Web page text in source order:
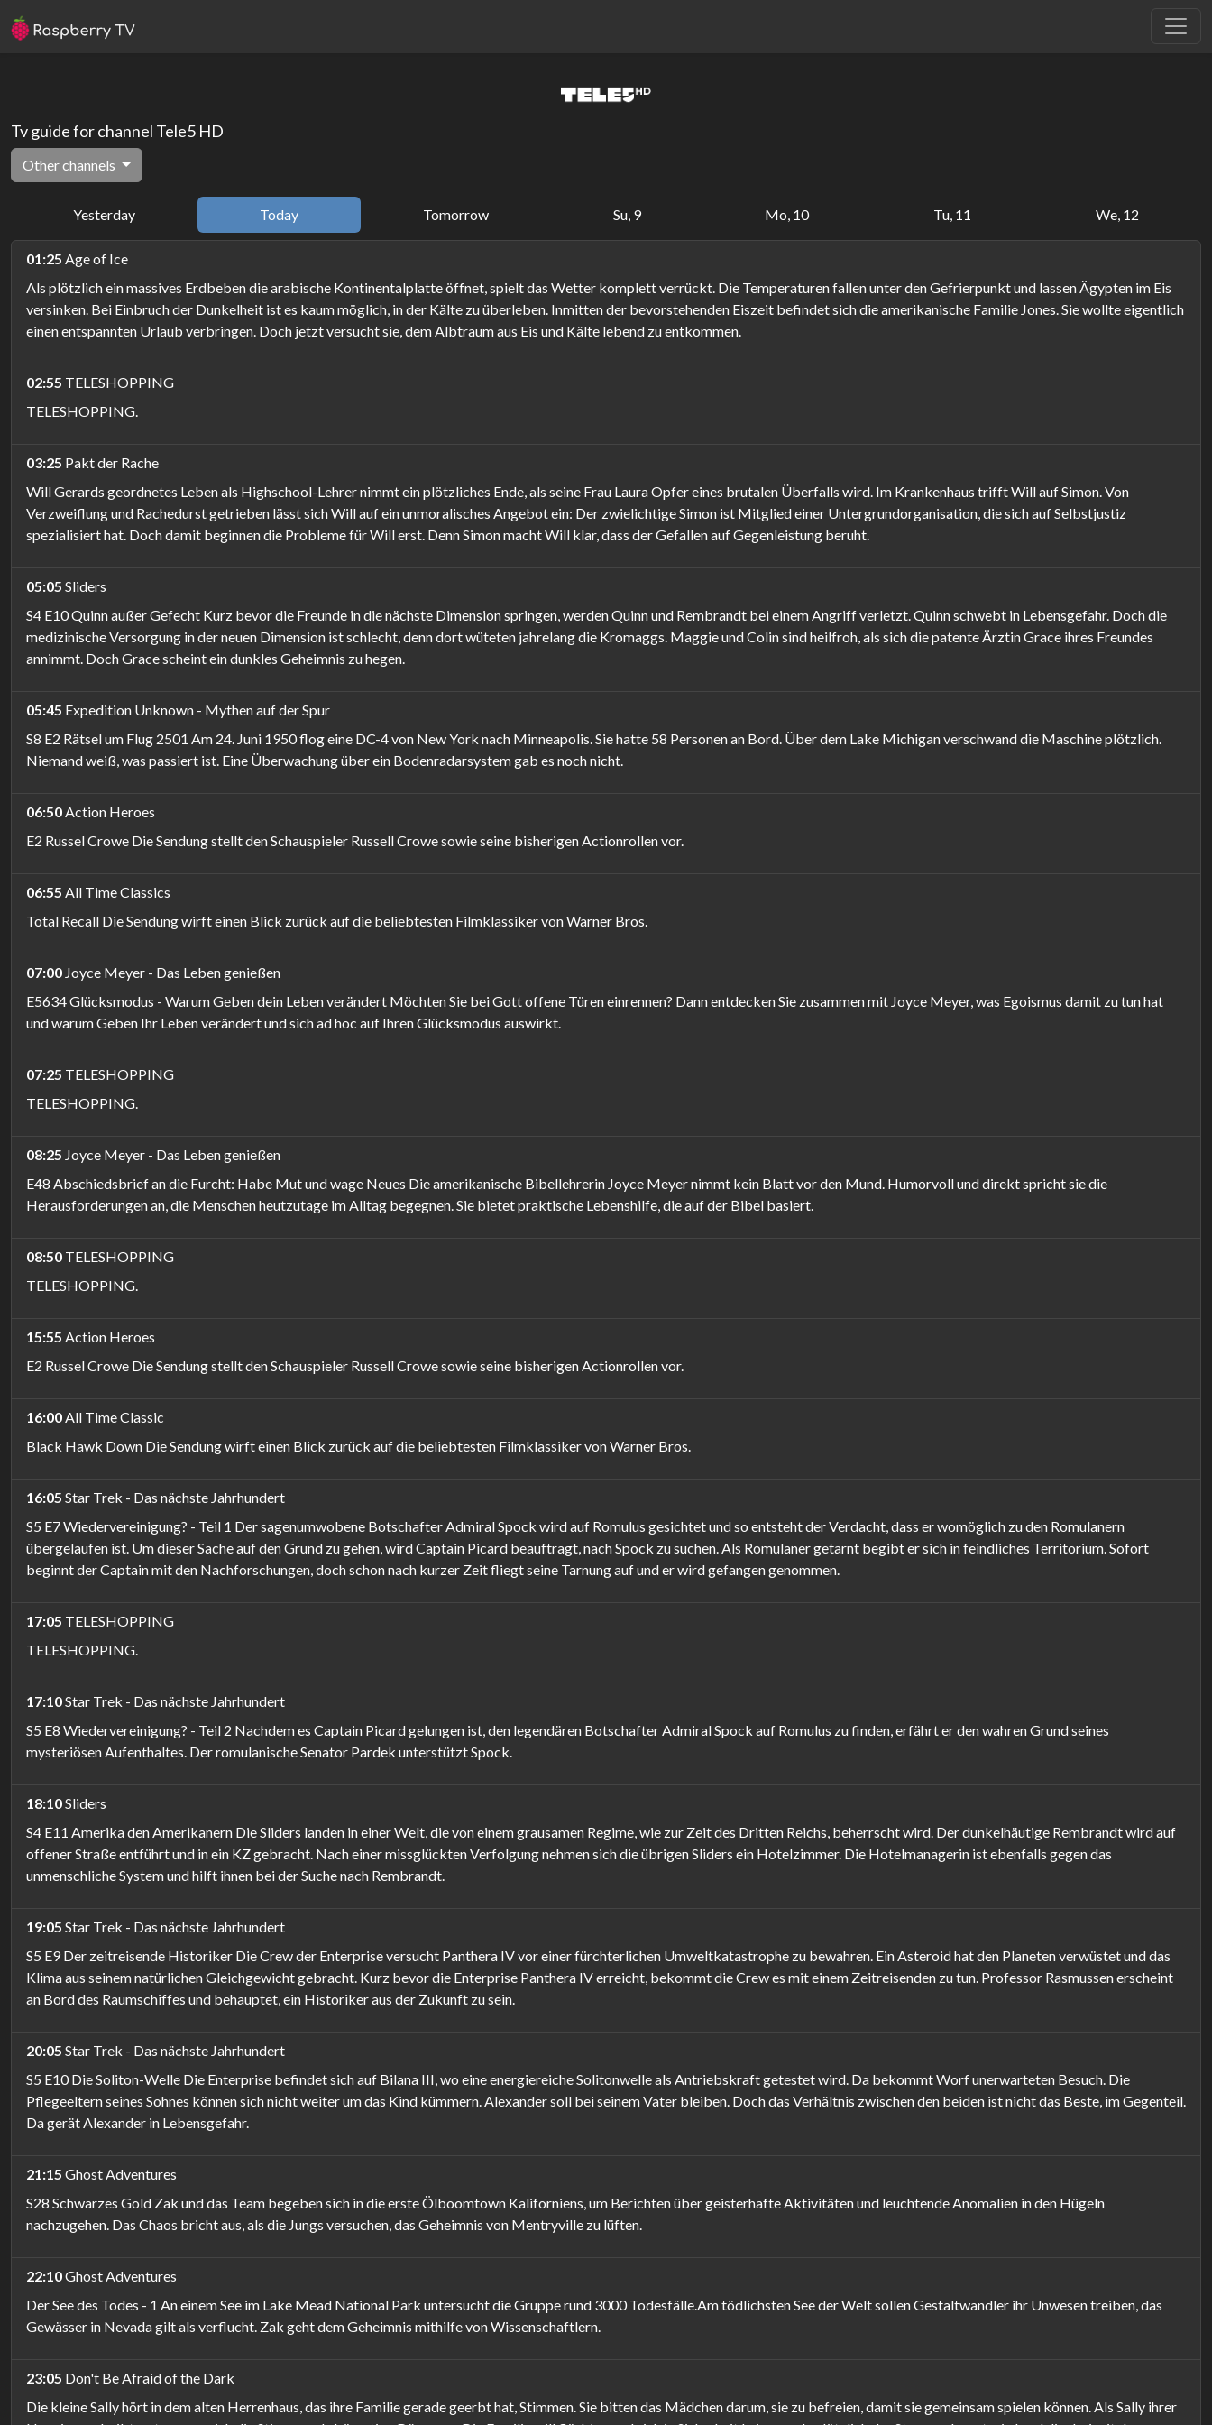
Tv guide for channel Tele5 HD
Other channels
Yesterday Today Tomorrow Su, 9 Mo, 10 Tu, 11 We, 12
01:25 Age of Ice
Als plötzlich ein massives Erdbeben die arabische Kontinentalplatte öffnet, spielt das Wetter komplett verrückt. Die Temperaturen fallen unter den Gefrierpunkt und lassen Ägypten im Eis
versinken. Bei Einbruch der Dunkelheit ist es kaum möglich, in der Kälte zu überleben. Inmitten der bevorstehenden Eiszeit befindet sich die amerikanische Familie Jones. Sie wollte eigentlich
einen entspannten Urlaub verbringen. Doch jetzt versucht sie, dem Albtraum aus Eis und Kälte lebend zu entkommen.
02:55 TELESHOPPING
TELESHOPPING.
03:25 Pakt der Rache
Will Gerards geordnetes Leben als Highschool-Lehrer nimmt ein plötzliches Ende, als seine Frau Laura Opfer eines brutalen Überfalls wird. Im Krankenhaus trifft Will auf Simon. Von
Verzweiflung und Rachedurst getrieben lässt sich Will auf ein unmoralisches Angebot ein: Der zwielichtige Simon ist Mitglied einer Untergrundorganisation, die sich auf Selbstjustiz
spezialisiert hat. Doch damit beginnen die Probleme für Will erst. Denn Simon macht Will klar, dass der Gefallen auf Gegenleistung beruht.
05:05 Sliders
S4 E10 Quinn außer Gefecht Kurz bevor die Freunde in die nächste Dimension springen, werden Quinn und Rembrandt bei einem Angriff verletzt. Quinn schwebt in Lebensgefahr. Doch die
medizinische Versorgung in der neuen Dimension ist schlecht, denn dort wüteten jahrelang die Kromaggs. Maggie und Colin sind heilfroh, als sich die patente Ärztin Grace ihres Freundes
annimmt. Doch Grace scheint ein dunkles Geheimnis zu hegen.
05:45 Expedition Unknown - Mythen auf der Spur
S8 E2 Rätsel um Flug 2501 Am 24. Juni 1950 flog eine DC-4 von New York nach Minneapolis. Sie hatte 58 Personen an Bord. Über dem Lake Michigan verschwand die Maschine plötzlich.
Niemand weiß, was passiert ist. Eine Überwachung über ein Bodenradarsystem gab es noch nicht.
06:50Action Heroes
E2 Russel Crowe Die Sendung stellt den Schauspieler Russell Crowe sowie seine bisherigen Actionrollen vor.
06:55 All Time Classics
Total Recall Die Sendung wirft einen Blick zurück auf die beliebtesten Filmklassiker von Warner Bros.
07:00 Joyce Meyer - Das Leben genießen
E5634 Glücksmodus - Warum Geben dein Leben verändert Möchten Sie bei Gott offene Türen einrennen? Dann entdecken Sie zusammen mit Joyce Meyer, was Egoismus damit zu tun hat
und warum Geben Ihr Leben verändert und sich ad hoc auf Ihren Glücksmodus auswirkt.
07:25 TELESHOPPING
TELESHOPPING.
08:25 Joyce Meyer - Das Leben genießen
E48 Abschiedsbrief an die Furcht: Habe Mut und wage Neues Die amerikanische Bibellehrerin Joyce Meyer nimmt kein Blatt vor den Mund. Humorvoll und direkt spricht sie die
Herausforderungen an, die Menschen heutzutage im Alltag begegnen. Sie bietet praktische Lebenshilfe, die auf der Bibel basiert.
08:50 TELESHOPPING
TELESHOPPING.
15:55 Action Heroes
E2 Russel Crowe Die Sendung stellt den Schauspieler Russell Crowe sowie seine bisherigen Actionrollen vor.
16:00All Time Classic
Black Hawk Down Die Sendung wirft einen Blick zurück auf die beliebtesten Filmklassiker von Warner Bros.
16:05 Star Trek - Das nächste Jahrhundert
S5 E7 Wiedervereinigung? - Teil 1 Der sagenumwobene Botschafter Admiral Spock wird auf Romulus gesichtet und so entsteht der Verdacht, dass er womöglich zu den Romulanern
übergelaufen ist. Um dieser Sache auf den Grund zu gehen, wird Captain Picard beauftragt, nach Spock zu suchen. Als Romulaner getarnt begibt er sich in feindliches Territorium. Sofort
beginnt der Captain mit den Nachforschungen, doch schon nach kurzer Zeit fliegt seine Tarnung auf und er wird gefangen genommen.
17:05 TELESHOPPING
TELESHOPPING.
17:10Star Trek - Das nächste Jahrhundert
S5 E8 Wiedervereinigung? - Teil 2 Nachdem es Captain Picard gelungen ist, den legendären Botschafter Admiral Spock auf Romulus zu finden, erfährt er den wahren Grund seines
mysteriösen Aufenthaltes. Der romulanische Senator Pardek unterstützt Spock.
18:10Sliders
S4 E11 Amerika den Amerikanern Die Sliders landen in einer Welt, die von einem grausamen Regime, wie zur Zeit des Dritten Reichs, beherrscht wird. Der dunkelhäutige Rembrandt wird auf
offener Straße entführt und in ein KZ gebracht. Nach einer missglückten Verfolgung nehmen sich die übrigen Sliders ein Hotelzimmer. Die Hotelmanagerin ist ebenfalls gegen das
unmenschliche System und hilft ihnen bei der Suche nach Rembrandt.
19:05 Star Trek - Das nächste Jahrhundert
S5 E9 Der zeitreisende Historiker Die Crew der Enterprise versucht Panthera IV vor einer fürchterlichen Umweltkatastrophe zu bewahren. Ein Asteroid hat den Planeten verwüstet und das
Klima aus seinem natürlichen Gleichgewicht gebracht. Kurz bevor die Enterprise Panthera IV erreicht, bekommt die Crew es mit einem Zeitreisenden zu tun. Professor Rasmussen erscheint
an Bord des Raumschiffes und behauptet, ein Historiker aus der Zukunft zu sein.
20:05 Star Trek - Das nächste Jahrhundert
S5 E10 Die Soliton-Welle Die Enterprise befindet sich auf Bilana III, wo eine energiereiche Solitonwelle als Antriebskraft getestet wird. Da bekommt Worf unerwarteten Besuch. Die
Pflegeeltern seines Sohnes können sich nicht weiter um das Kind kümmern. Alexander soll bei seinem Vater bleiben. Doch das Verhältnis zwischen den beiden ist nicht das Beste, im Gegenteil.
Da gerät Alexander in Lebensgefahr.
21:15 Ghost Adventures
S28 Schwarzes Gold Zak und das Team begeben sich in die erste Ölboomtown Kaliforniens, um Berichten über geisterhafte Aktivitäten und leuchtende Anomalien in den Hügeln
nachzugehen. Das Chaos bricht aus, als die Jungs versuchen, das Geheimnis von Mentryville zu lüften.
22:10Ghost Adventures
Der See des Todes - 1 An einem See im Lake Mead National Park untersucht die Gruppe rund 3000 Todesfälle.Am tödlichsten See der Welt sollen Gestaltwandler ihr Unwesen treiben, das
Gewässer in Nevada gilt als verflucht. Zak geht dem Geheimnis mithilfe von Wissenschaftlern.
23:05 Don't Be Afraid of the Dark
Die kleine Sally hört in dem alten Herrenhaus, das ihre Familie gerade geerbt hat, Stimmen. Sie bitten das Mädchen darum, sie zu befreien, damit sie gemeinsam spielen können. Als Sally ihrer